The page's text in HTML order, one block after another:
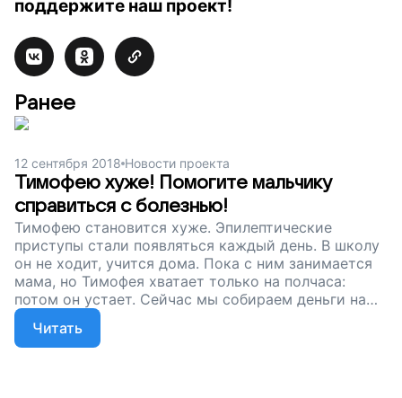
поддержите наш проект!
Ранее
12 сентября 2018 Новости проекта
Тимофею хуже! Помогите мальчику
справиться с болезнью!
Тимофею становится хуже. Эпилептические
приступы стали появляться каждый день. В школу
он не ходит, учится дома. Пока с ним занимается
мама, но Тимофея хватает только на полчаса:
потом он устает. Сейчас мы собираем деньги на
лекарство, которое снизит частоту и силу
приступов. Вы можете помочь мальчику вернуть
жизнь, которую отнимает болезнь. Поддержите
Читать